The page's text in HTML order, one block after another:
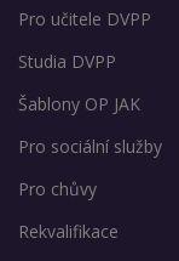
Pro učitele DVPP
Studia DVPP
Šablony OP JAK
Pro sociální služby
Pro chůvy
Rekvalifikace